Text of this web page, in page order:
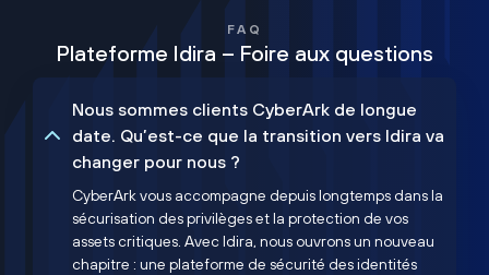
FAQ
Plateforme Idira – Foire aux questions
Nous sommes clients CyberArk de longue
date. Qu’est-ce que la transition vers Idira va
changer pour nous ?
CyberArk vous accompagne depuis longtemps dans la
sécurisation des privilèges et la protection de vos
assets critiques. Avec Idira, nous ouvrons un nouveau
chapitre : une plateforme de sécurité des identités